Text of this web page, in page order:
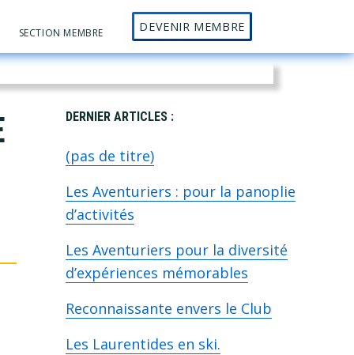
SECTION MEMBRE DEVENIR MEMBRE
Primary
Sidebar
DERNIER ARTICLES :
(pas de titre)
Les Aventuriers : pour la panoplie
d’activités
Les Aventuriers pour la diversité
d’expériences mémorables
Reconnaissante envers le Club
Les Laurentides en ski.